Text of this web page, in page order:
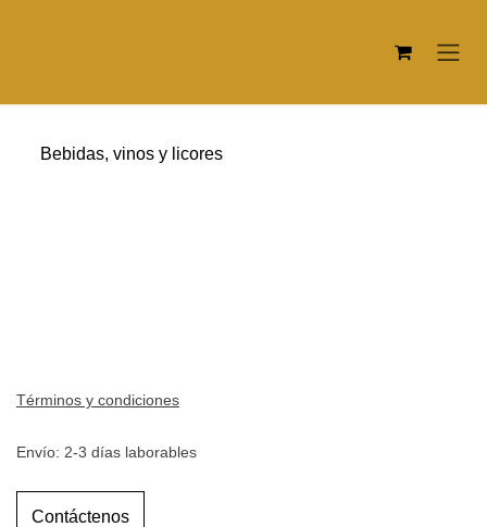
Bebidas, vinos y licores
Términos y condiciones
Envío: 2-3 días laborables
Contáctenos